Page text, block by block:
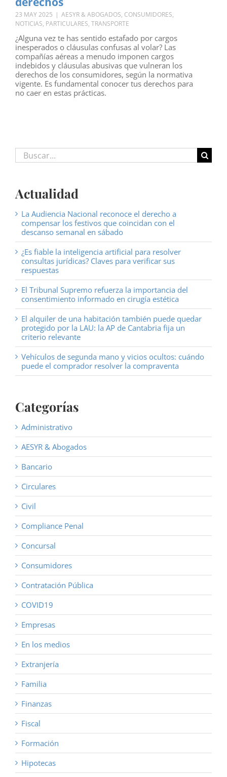
23 MAY 2025 | AESYR & ABOGADOS, CONSUMIDORES,
NOTICIAS, PARTICULARES, TRANSPORTE
¿Alguna vez te has sentido estafado por cargos
inesperados o cláusulas confusas al volar? Las
compañías aéreas a menudo imponen cargos
indebidos y cláusulas abusivas que vulneran los
derechos de los consumidores, según la normativa
vigente. Es fundamental conocer tus derechos para
no caer en estas prácticas.
Buscar:
Actualidad
La Audiencia Nacional reconoce el derecho a
compensar los festivos que coincidan con el
descanso semanal en sábado
¿Es fiable la inteligencia artificial para resolver
consultas jurídicas? Claves para verificar sus
respuestas
El Tribunal Supremo refuerza la importancia del
consentimiento informado en cirugía estética
El alquiler de una habitación también puede quedar
protegido por la LAU: la AP de Cantabria fija un
criterio relevante
Vehículos de segunda mano y vicios ocultos: cuándo
puede el comprador resolver la compraventa
Categorías
Administrativo
AESYR & Abogados
Bancario
Circulares
Civil
Compliance Penal
Concursal
Consumidores
Contratación Pública
COVID19
Empresas
En los medios
Extranjería
Familia
Finanzas
Fiscal
Formación
Hipotecas